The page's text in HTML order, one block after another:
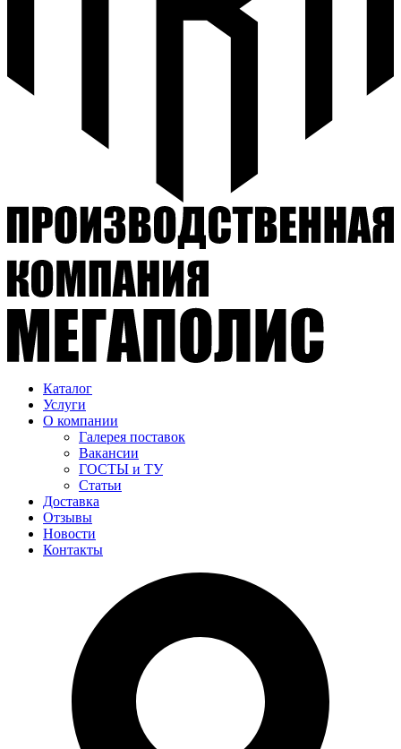
Каталог
Услуги
О компании
Галерея поставок
Вакансии
ГОСТЫ и ТУ
Статьи
Доставка
Отзывы
Новости
Контакты